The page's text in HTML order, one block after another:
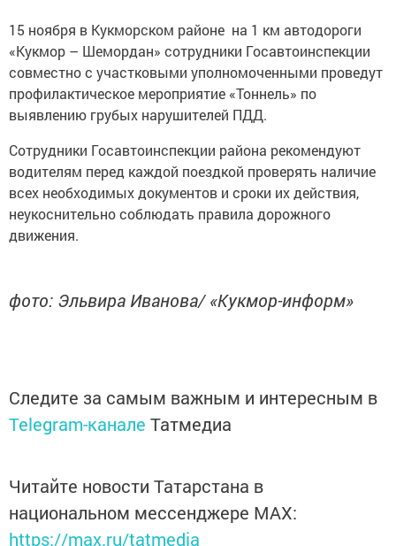
15 ноября в Кукморском районе на 1 км автодороги
«Кукмор – Шемордан» сотрудники Госавтоинспекции
совместно с участковыми уполномоченными проведут
профилактическое мероприятие «Тоннель» по
выявлению грубых нарушителей ПДД.
Сотрудники Госавтоинспекции района рекомендуют
водителям перед каждой поездкой проверять наличие
всех необходимых документов и сроки их действия,
неукоснительно соблюдать правила дорожного
движения.
фото: Эльвира Иванова/ «Кукмор-информ»
Следите за самым важным и интересным в
Telegram-канале Татмедиа
Читайте новости Татарстана в
национальном мессенджере MАХ:
https://max.ru/tatmedia